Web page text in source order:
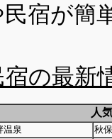
宿が簡
の最新
人
温泉
秋